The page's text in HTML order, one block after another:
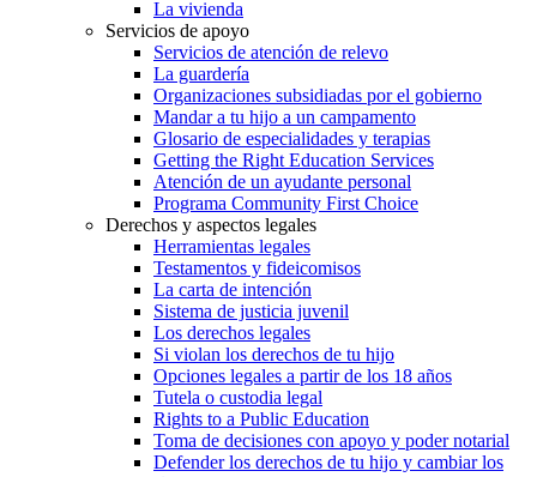
La vivienda
Servicios de apoyo
Servicios de atención de relevo
La guardería
Organizaciones subsidiadas por el gobierno
Mandar a tu hijo a un campamento
Glosario de especialidades y terapias
Getting the Right Education Services
Atención de un ayudante personal
Programa Community First Choice
Derechos y aspectos legales
Herramientas legales
Testamentos y fideicomisos
La carta de intención
Sistema de justicia juvenil
Los derechos legales
Si violan los derechos de tu hijo
Opciones legales a partir de los 18 años
Tutela o custodia legal
Rights to a Public Education
Toma de decisiones con apoyo y poder notarial
Defender los derechos de tu hijo y cambiar los